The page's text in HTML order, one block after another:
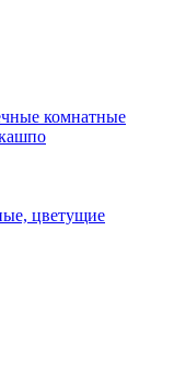
комнатные
цветущие